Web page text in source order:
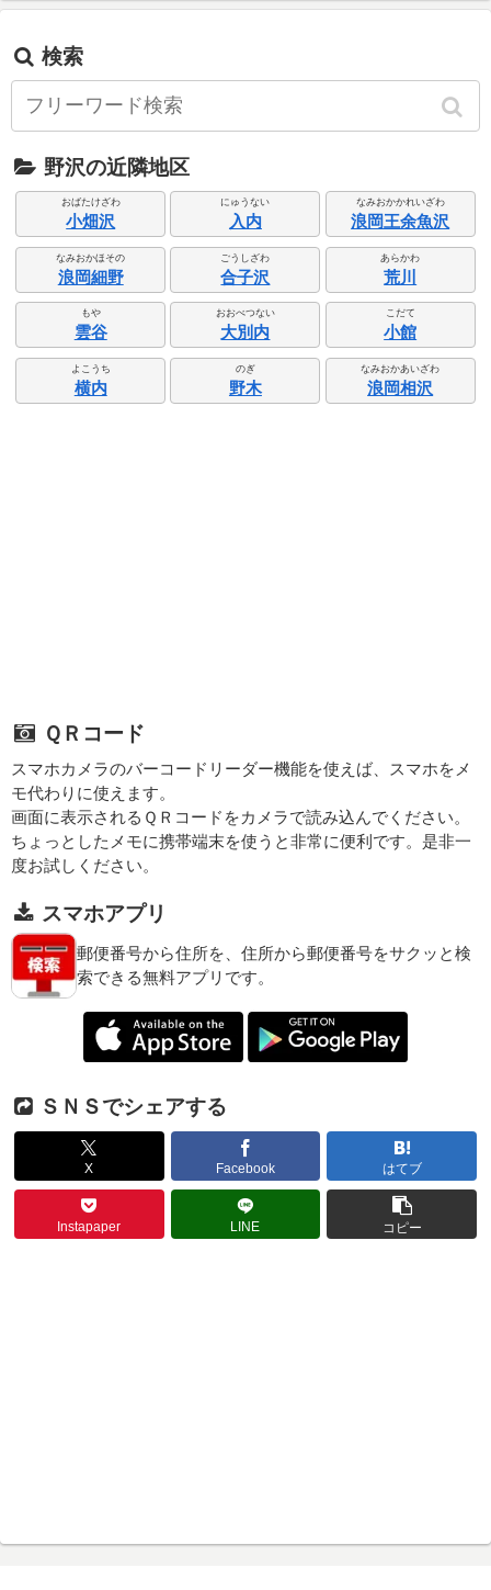
検索
野沢の近隣地区
おばたけざわ
小畑沢
にゅうない
入内
なみおかかれいざわ
浪岡王余魚沢
なみおかほその
浪岡細野
ごうしざわ
合子沢
あらかわ
荒川
もや
雲谷
おおべつない
大別内
こだて
小館
よこうち
横内
のぎ
野木
なみおかあいざわ
浪岡相沢
ＱＲコード
スマホカメラのバーコードリーダー機能を使えば、スマホをメ
モ代わりに使えます。
画面に表示されるＱＲコードをカメラで読み込んでください。
ちょっとしたメモに携帯端末を使うと非常に便利です。是非一
度お試しください。
スマホアプリ
郵便番号から住所を、住所から郵便番号をサクッと検
索できる無料アプリです。
ＳＮＳでシェアする
X Facebook はてブ
Instapaper LINE コピー